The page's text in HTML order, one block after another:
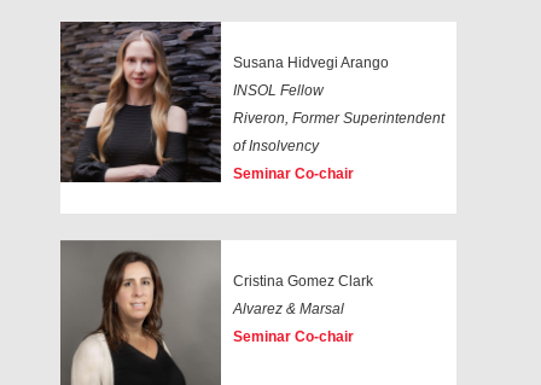
Susana Hidvegi Arango
INSOL Fellow
Riveron, Former Superintendent
of Insolvency
Seminar Co-chair
Cristina Gomez Clark
Alvarez & Marsal
Seminar Co-chair